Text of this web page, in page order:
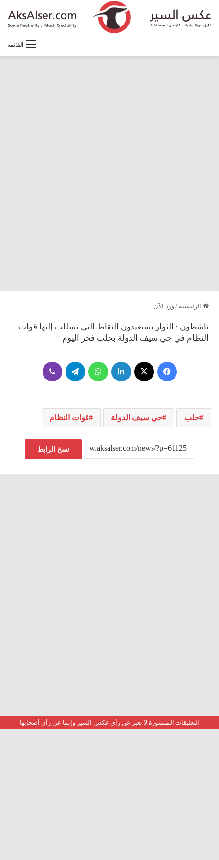
القائمة
الرئيسية / ورد الآن
ناشطون : الثوار يستعيدون النقاط التي تسللت إليها قوات
النظام في حي سيف الدولة بحلب فجر اليوم
فيسبوك لينكدإن واتساب تيلقرام
‫‏حلب حي سيف الدولة قوات النظام
نسخ الرابط
التعليقات المنشورة لا تعبر عن رأي عكس السير وإنما عن رأي أصحابها